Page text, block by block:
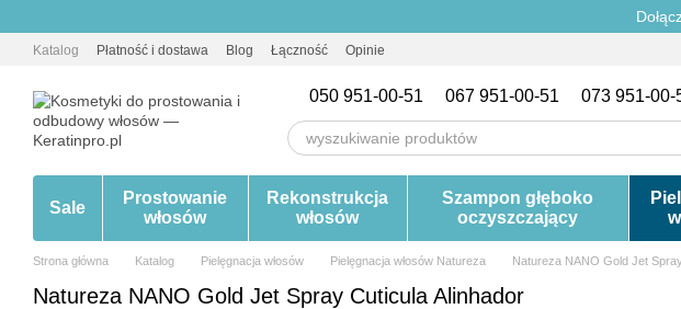
Katalog Płatność i dostawa Blog Łączność Opinie
050 951-00-51 067 951-00-51 073 951-00-
Sale
Prostowanie
włosów
Rekonstrukcja
włosów
Szampon głęboko
oczyszczający
Strona główna Katalog Pielęgnacja włosów Pielęgnacja włosów Natureza Natureza NANO Gold Jet
Natureza NANO Gold Jet Spray Cuticula Alinhador